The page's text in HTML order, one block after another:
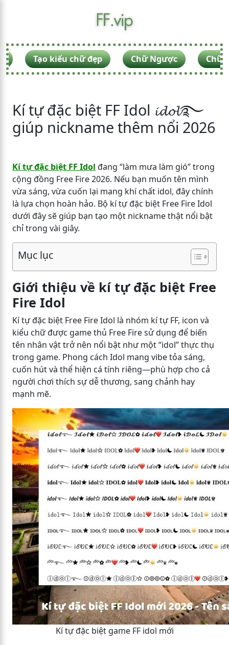
Tạo kiểu chữ đẹp Chữ Ngược Chữ
Kí tự đặc biệt FF Idol 𝓲𝓭𝓸𝓵࿐
giúp nickname thêm nổi 2026
Kí tự đặc biệt FF Idol đang “làm mưa làm gió” trong
cộng đồng Free Fire 2026. Nếu bạn muốn tên mình
vừa sáng, vừa cuốn lại mang khí chất idol, đây chính
là lựa chọn hoàn hảo. Bộ kí tự đặc biệt Free Fire Idol
dưới đây sẽ giúp bạn tạo một nickname thật nổi bật
chỉ trong vài giây.
Mục lục
Giới thiệu về kí tự đặc biệt Free
Fire Idol
Kí tự đặc biệt Free Fire Idol là nhóm kí tự FF, icon và
kiểu chữ được game thủ Free Fire sử dụng để biến
tên nhân vật trở nên nổi bật như một “idol” thực thụ
trong game. Phong cách Idol mang vibe tỏa sáng,
cuốn hút và thể hiện cá tính riêng—phù hợp cho cả
người chơi thích sự dễ thương, sang chảnh hay
mạnh mẽ.
Kí tự đặc biệt game FF idol mới